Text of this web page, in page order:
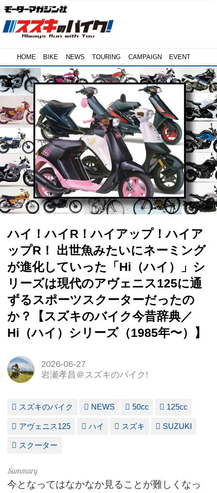
HOME BIKE NEWS TOURING CAMPAIGN EVENT
ハイ！ハイR！ハイアップ！ハイア
ップR！ 出世魚みたいにネーミング
が進化していった「Hi（ハイ）」シ
リーズは現代のアヴェニス125に通
ずるスポーツスクーターだったの
か？【スズキのバイク今昔辞典／
Hi（ハイ）シリーズ（1985年〜）】
2026-06-27
岩瀬孝昌＠スズキのバイク!
スズキのバイク NEWS 50cc 125cc
アヴェニス125 ハイ スズキ SUZUKI
スクーター
今となってはなかなか見ることが難しくなっ